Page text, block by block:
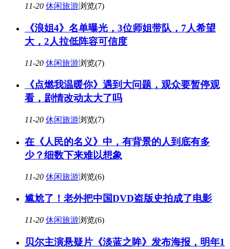
11-20 休闲旅游浏览(7)
《浪姐4》名单曝光，3位师姐带队，7人希望
大，2人拉低阵容可信度
11-20 休闲旅游浏览(7)
《点燃我温暖你》遇到大问题，观众要暂停观
看，剧情改动太大了吗
11-20 休闲旅游浏览(7)
在《人民的名义》中，有背景的人到底有多
少？细数下来难以想象
11-20 休闲旅游浏览(6)
尴尬了！老外把中国DVD盗版史拍成了电影
11-20 休闲旅游浏览(6)
贝尔主演悬疑片《淡蓝之眸》发布海报，明年1